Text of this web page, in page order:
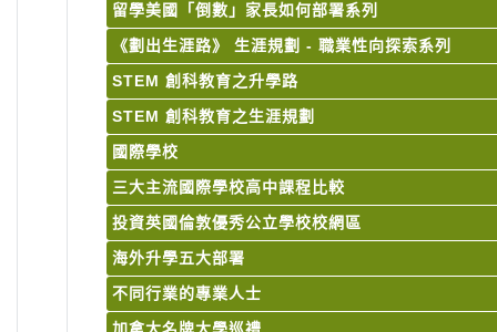
留學美國「倒數」家長如何部署系列
《劃出生涯路》 生涯規劃 - 職業性向探索系列
STEM 創科教育之升學路
STEM 創科教育之生涯規劃
國際學校
三大主流國際學校高中課程比較
投資英國倫敦優秀公立學校校網區
海外升學五大部署
不同行業的專業人士